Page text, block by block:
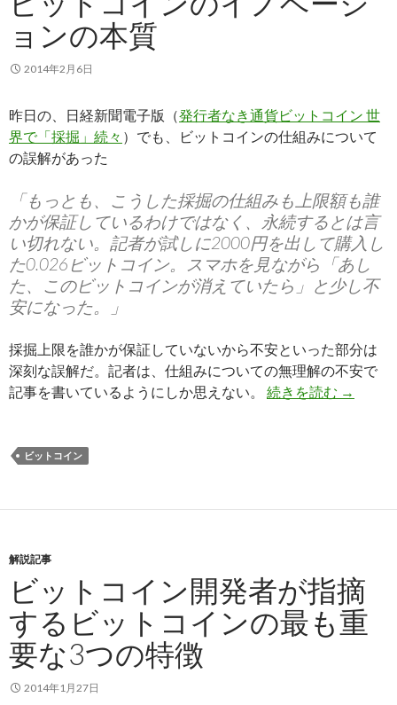
ョンの本質
2014年2月6日
昨日の、日経新聞電子版（発行者なき通貨ビットコイン 世
界で「採掘」続々 ）でも、ビットコインの仕組みについて
の誤解があった
「もっとも、こうした採掘の仕組みも上限額も誰
かが保証しているわけではなく、永続するとは言
い切れない。記者が試しに2000円を出して購入し
た0.026ビットコイン。スマホを見ながら「あし
た、このビットコインが消えていたら」と少し不
安になった。」
採掘上限を誰かが保証していないから不安といった部分は
深刻な誤解だ。記者は、仕組みについての無理解の不安で
記事を書いているようにしか思えない。 続きを読む ビット
→
ビットコイン
解説記事
ビットコイン開発者が指摘
するビットコインの最も重
要な3つの特徴
2014年1月27日